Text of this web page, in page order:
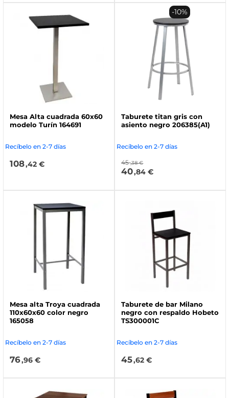
Mesa Alta cuadrada 60x60
modelo Turín 164691
Recíbelo en 2-7 días
108,42 €
Taburete titan gris con
asiento negro 206385(A1)
Recíbelo en 2-7 días
45 ,38 €
40,84 €
-10%
Mesa alta Troya cuadrada
110x60x60 color negro
165058
Recíbelo en 2-7 días
76,96 €
Taburete de bar Milano
negro con respaldo Hobeto
TS300001C
Recíbelo en 2-7 días
45,62 €